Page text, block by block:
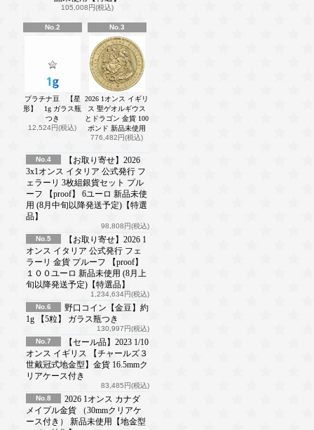
105,008円(税込)
No.2
プラチナ豆 【星
形】 1g ガラス瓶
つき
12,524円(税込)
No.3
2026 1オンス イギリ
ス 聖ゲオルギウス
とドラゴン 金貨 100
ポンド 新品未使用
776,482円(税込)
No.4
【お取り寄せ】2026
3x1オンス イタリア 公式発行 フ
ェラーリ 3枚組銀貨セット プル
ーフ 【proof】 6ユーロ 新品未使
用 (8月中旬以降発送予定)【特選
品】
98,808円(税込)
No.5
【お取り寄せ】2026 1
オンス イタリア 公式発行 フェ
ラーリ 金貨 プルーフ 【proof】
１００ユーロ 新品未使用 (8月上
旬以降発送予定)【特選品】
1,234,634円(税込)
No.6
野口コイン【金豆】約
1g 【5粒】 ガラス瓶つき
130,997円(税込)
No.7
【セール品】2023 1/10
オンス イギリス 【チャールズ３
世戴冠式地金型】金貨 16.5mmク
リアケース付き
83,485円(税込)
No.8
2026 1オンス カナダ
メイプル金貨 （30mmクリアケ
ース付き） 新品未使用【地金型